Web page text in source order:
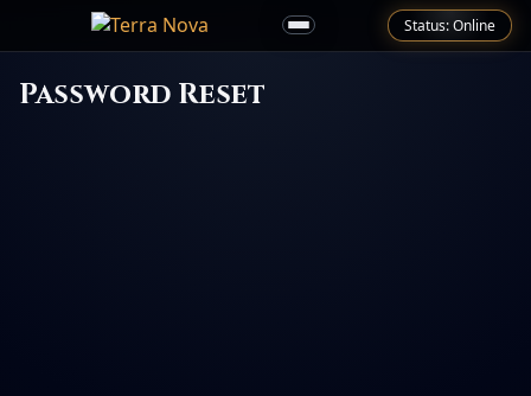
Status: Online
Password Reset